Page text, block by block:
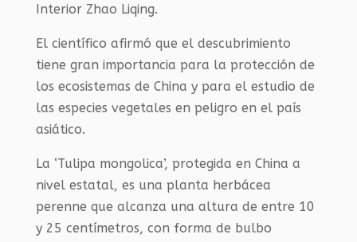
Interior Zhao Liqing.
El científico afirmó que el descubrimiento
tiene gran importancia para la protección de
los ecosistemas de China y para el estudio de
las especies vegetales en peligro en el país
asiático.
La ‘Tulipa mongolica’, protegida en China a
nivel estatal, es una planta herbácea
perenne que alcanza una altura de entre 10
y 25 centímetros, con forma de bulbo